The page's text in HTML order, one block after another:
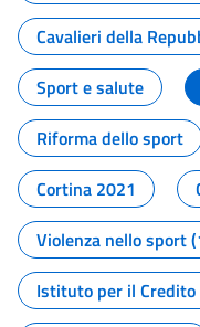
Cavalieri della
Sport e salute
Riforma dello sport
Cortina 2021
Violenza nello sport
Istituto per il